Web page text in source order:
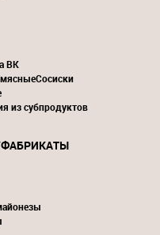
ВК
Сосиски
из субпродуктов